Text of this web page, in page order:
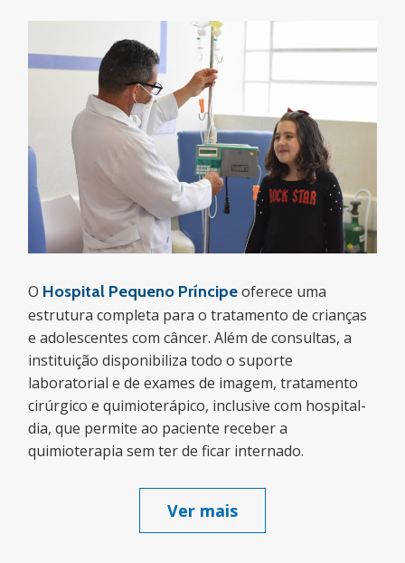
O Hospital Pequeno Príncipeoferece uma
estrutura completa para o tratamento de crianças
e adolescentes com câncer. Além de consultas, a
instituição disponibiliza todo o suporte
laboratorial e de exames de imagem, tratamento
cirúrgico e quimioterápico, inclusive com hospital-
dia, que permite ao paciente receber a
quimioterapia sem ter de ficar internado.
Ver mais